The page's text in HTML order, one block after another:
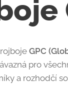
GPC
pro
a rozhodčí